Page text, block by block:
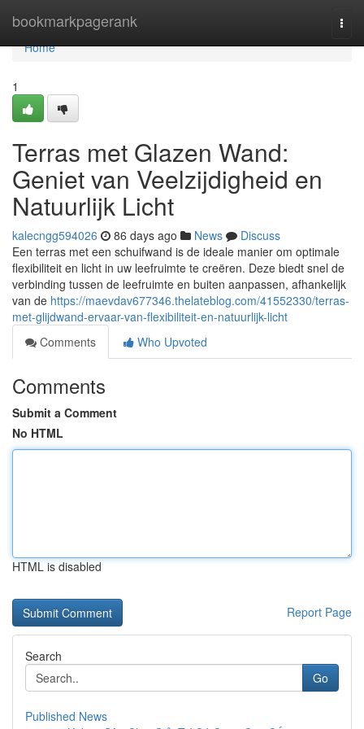
bookmarkpagerank
Home
Home
1
Terras met Glazen Wand:
Geniet van Veelzijdigheid en
Natuurlijk Licht
kalecngg594026 86 days ago News
Discuss
Een terras met een schuifwand is de ideale manier om optimale
flexibiliteit en licht in uw leefruimte te creëren. Deze biedt snel de
verbinding tussen de leefruimte en buiten aanpassen, afhankelijk
van de https://maevdav677346.thelateblog.com/41552330/terras-
met-glijdwand-ervaar-van-flexibiliteit-en-natuurlijk-licht
Comments
Who Upvoted
Comments
Submit a Comment
No HTML
HTML is disabled
Report Page
Search
Go
Published News